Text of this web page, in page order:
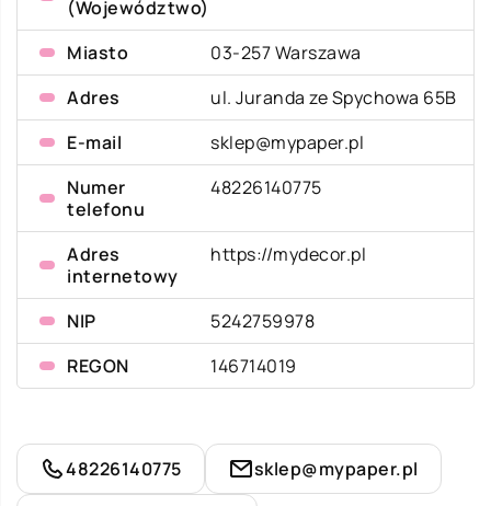
(Województwo)
Miasto
03-257 Warszawa
Adres
ul. Juranda ze Spychowa 65B
E-mail
sklep@mypaper.pl
Numer
telefonu
48226140775
Adres
internetowy
https://mydecor.pl
NIP
5242759978
REGON
146714019
48226140775 sklep@mypaper.pl